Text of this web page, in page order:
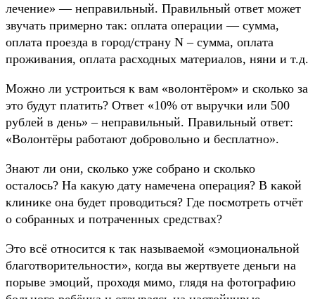
лечение» — неправильный. Правильный ответ может
звучать примерно так: оплата операции — сумма,
оплата проезда в город/страну N – сумма, оплата
проживания, оплата расходных материалов, няни и т.д.
Можно ли устроиться к вам «волонтёром» и сколько за
это будут платить? Ответ «10% от выручки или 500
рублей в день» – неправильный. Правильный ответ:
«Волонтёры работают добровольно и бесплатно».
Знают ли они, сколько уже собрано и сколько
осталось? На какую дату намечена операция? В какой
клинике она будет проводиться? Где посмотреть отчёт
о собранных и потраченных средствах?
Это всё относится к так называемой «эмоциональной
благотворительности», когда вы жертвуете деньги на
порыве эмоций, проходя мимо, глядя на фотографию